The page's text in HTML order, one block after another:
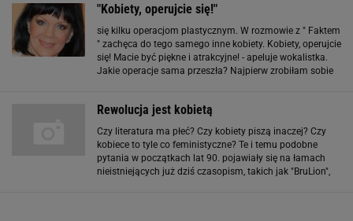
"Kobiety, operujcie się!"
się kilku operacjom plastycznym. W rozmowie z " Faktem
" zachęca do tego samego inne kobiety. Kobiety, operujcie
się! Macie być piękne i atrakcyjne! - apeluje wokalistka.
Jakie operacje sama przeszła? Najpierw zrobiłam sobie
Rewolucja jest kobietą
Czy literatura ma płeć? Czy kobiety piszą inaczej? Czy
kobiece to tyle co feministyczne? Te i temu podobne
pytania w początkach lat 90. pojawiały się na łamach
nieistniejących już dziś czasopism, takich jak "BruLion",